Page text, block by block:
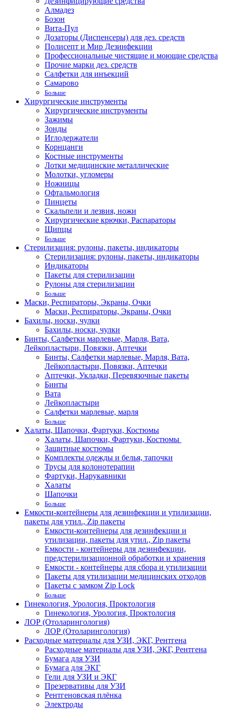
Алмадез
Бозон
Вита-Пул
Дозаторы (Диспенсеры) для дез. средств
Полисепт и Мир Дезинфекции
Профессиональные чистящие и моющие средства
Прочие марки дез. средств
Салфетки для инъекций
Самарово
Больше
Хирургические инструменты
Хирургические инструменты
Зажимы
Зонды
Иглодержатели
Корнцанги
Костные инструменты
Лотки медицинские металлические
Молотки, угломеры
Ножницы
Офтальмология
Пинцеты
Скальпели и лезвия, ножи
Хирургические крючки, Распараторы
Щипцы
Больше
Стерилизация: рулоны, пакеты, индикаторы
Стерилизация: рулоны, пакеты, индикаторы
Индикаторы
Пакеты для стерилизации
Рулоны для стерилизации
Больше
Маски, Респираторы, Экраны, Очки
Маски, Респираторы, Экраны, Очки
Бахилы, носки, чулки
Бахилы, носки, чулки
Бинты, Салфетки марлевые, Марля, Вата,
Лейкопластыри, Повязки, Аптечки
Бинты, Салфетки марлевые, Марля, Вата,
Лейкопластыри, Повязки, Аптечки
Аптечки, Укладки, Перевязочные пакеты
Бинты
Вата
Лейкопластыри
Салфетки марлевые, марля
Больше
Халаты, Шапочки, Фартуки, Костюмы
Халаты, Шапочки, Фартуки, Костюмы
Защитные костюмы
Комплекты одежды и белья, тапочки
Трусы для колонотерапии
Фартуки, Нарукавники
Халаты
Шапочки
Больше
Емкости-контейнеры для дезинфекции и утилизации,
пакеты для утил., Zip пакеты
Емкости-контейнеры для дезинфекции и
утилизации, пакеты для утил., Zip пакеты
Емкости - контейнеры для дезинфекции,
предстерилизационной обработки и хранения
Емкости - контейнеры для сбора и утилизации
Пакеты для утилизации медицинских отходов
Пакеты с замком Zip Lock
Больше
Гинекология, Урология, Проктология
Гинекология, Урология, Проктология
ЛОР (Отоларингология)
ЛОР (Отоларингология)
Расходные материалы для УЗИ, ЭКГ, Рентгена
Расходные материалы для УЗИ, ЭКГ, Рентгена
Бумага для УЗИ
Бумага для ЭКГ
Гели для УЗИ и ЭКГ
Презервативы для УЗИ
Рентгеновская плёнка
Электроды